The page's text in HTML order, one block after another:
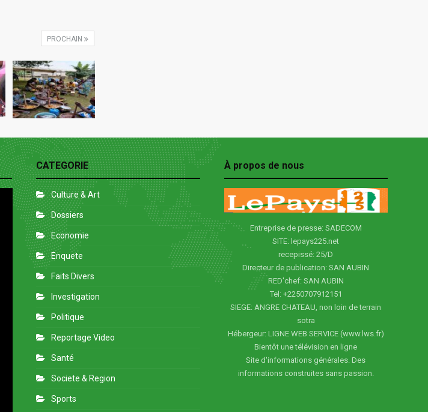
PROCHAIN
CATEGORIE
Culture & Art
Dossiers
Economie
Enquete
Faits Divers
Investigation
Politique
Reportage Video
Santé
Societe & Region
Sports
À propos de nous
Entreprise de presse: SADECOM
SITE: lepays225.net
recepissé: 25/D
Directeur de publication: SAN AUBIN
RED'chef: SAN AUBIN
Tel: +2250707912151
SIEGE: ANGRE CHATEAU, non loin de terrain
sotra
Hébergeur: LIGNE WEB SERVICE (www.lws.fr)
Bientôt une télévision en ligne
Site d'informations générales. Des
informations construites sans passion.